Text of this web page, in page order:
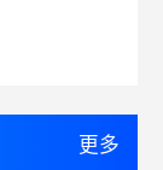
更多